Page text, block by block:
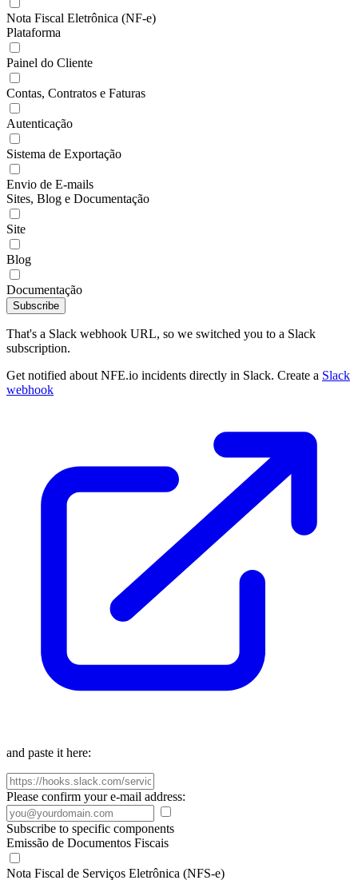
Nota Fiscal Eletrônica (NF-e)
Plataforma
Painel do Cliente
Contas, Contratos e Faturas
Autenticação
Sistema de Exportação
Envio de E-mails
Sites, Blog e Documentação
Site
Blog
Documentação
Subscribe
That's a Slack webhook URL, so we switched you to a Slack
subscription.
Get notified about NFE.io incidents directly in Slack. Create a Slack
webhook
and paste it here:
Please confirm your e-mail address:
Subscribe to specific components
Emissão de Documentos Fiscais
Nota Fiscal de Serviços Eletrônica (NFS-e)